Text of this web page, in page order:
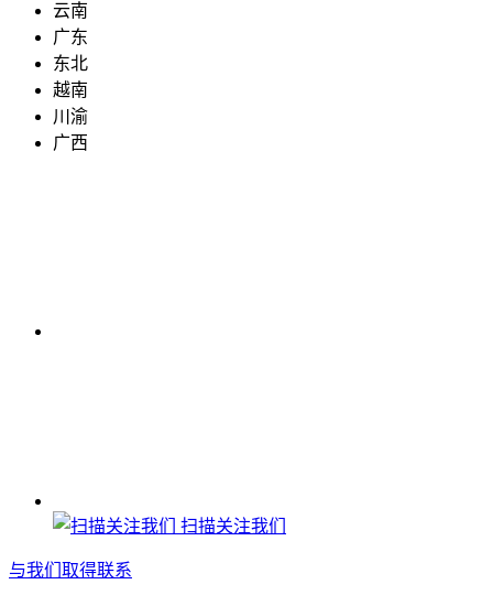
云南
广东
东北
越南
川渝
广西
扫描关注我们
与我们取得联系